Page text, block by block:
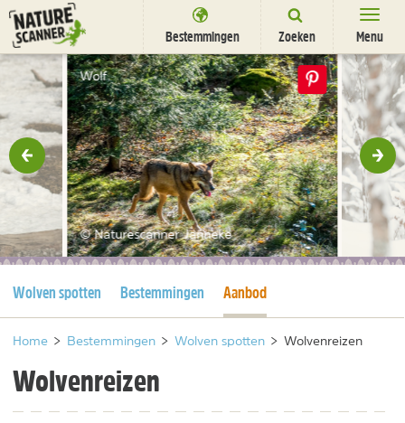
Ga
naar
content
Bestemmingen Zoeken Menu
Bestemmingen
Overnachten
Activiteiten
Natuurparken
Dieren
Nieuwsbrief Uitgelicht
Wolf
© Naturescanner Janneke
Huidige pagina
Wolven spotten Bestemmingen Huidige pagina
Aanbod
Home > Bestemmingen > Wolven spotten > Wolvenreizen
Wolvenreizen